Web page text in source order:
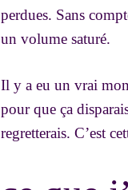
perdues. Sans
un volume saturé.
Il y a eu un vrai
pour que ça
regretterais. C’est